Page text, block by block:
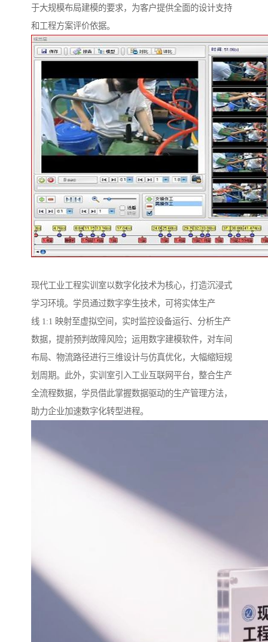
于大规模布局建模的要求，为客户提供全面的设计支持
和工程方案评价依据。
现代工业工程实训室以数字化技术为核心，打造沉浸式
学习环境。学员通过数字孪生技术，可将实体生产
线 1:1 映射至虚拟空间，实时监控设备运行、分析生产
数据，提前预判故障风险；运用数字建模软件，对车间
布局、物流路径进行三维设计与仿真优化，大幅缩短规
划周期。此外，实训室引入工业互联网平台，整合生产
全流程数据，学员借此掌握数据驱动的生产管理方法，
助力企业加速数字化转型进程。